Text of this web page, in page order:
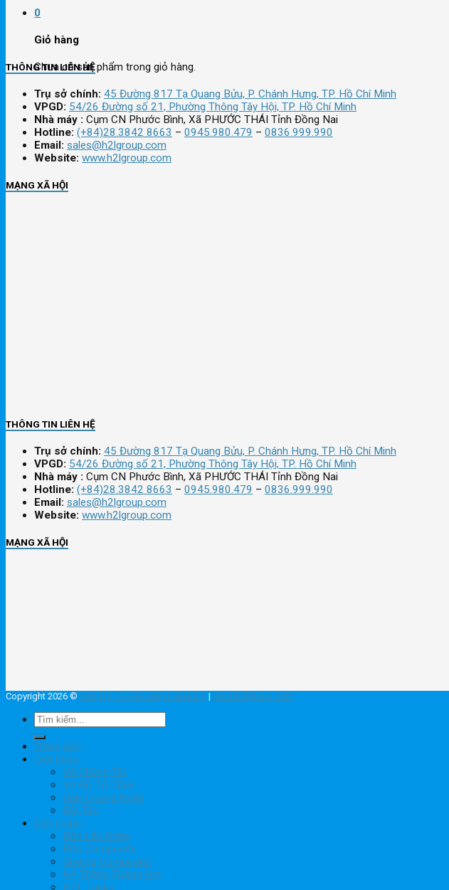
0
Giỏ hàng
Chưa có sản phẩm trong giỏ hàng.
THÔNG TIN LIÊN HỆ
Trụ sở chính: 45 Đường 817 Tạ Quang Bửu, P. Chánh Hưng, TP. Hồ Chí Minh
VPGD: 54/26 Đường số 21, Phường Thông Tây Hội, TP. Hồ Chí Minh
Nhà máy : Cụm CN Phước Bình, Xã PHƯỚC THÁI Tỉnh Đồng Nai
Hotline: (+84)28.3842 8663 – 0945.980.479 – 0836.999.990
Email: sales@h2lgroup.com
Website: www.h2lgroup.com
MẠNG XÃ HỘI
THÔNG TIN LIÊN HỆ
Trụ sở chính: 45 Đường 817 Tạ Quang Bửu, P. Chánh Hưng, TP. Hồ Chí Minh
VPGD: 54/26 Đường số 21, Phường Thông Tây Hội, TP. Hồ Chí Minh
Nhà máy : Cụm CN Phước Bình, Xã PHƯỚC THÁI Tỉnh Đồng Nai
Hotline: (+84)28.3842 8663 – 0945.980.479 – 0836.999.990
Email: sales@h2lgroup.com
Website: www.h2lgroup.com
MẠNG XÃ HỘI
Copyright 2026 © Công ty TNHH Lương Hải Hưng | www.h2lgroup.com
Tìm
kiếm:
Trang chủ
Giới thiệu
Về Chúng Tôi
Sơ Đồ Tổ Chức
Giấy Chứng Nhận
Đối Tác
Sản phẩm
Bồn Lắp Ghép
Bồn Composite
Grating Composite
Hệ Thống Thông Hơi
H2L Tanks